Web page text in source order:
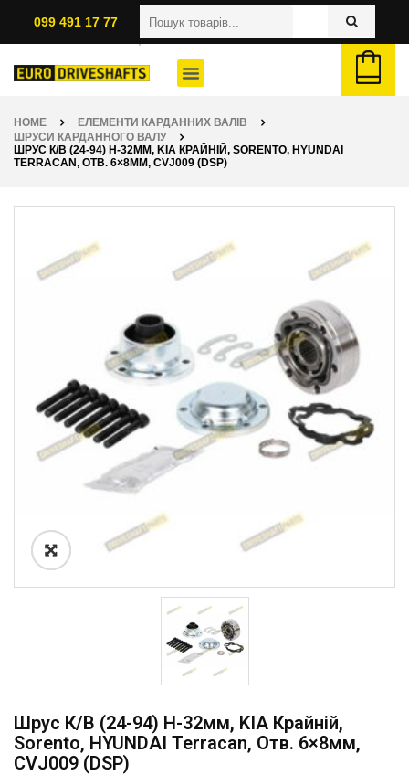
099 491 17 77
HOME
ЕЛЕМЕНТИ КАРДАННИХ ВАЛІВ
ШРУСИ КАРДАННОГО ВАЛУ
ШРУС К/В (24-94) H-32ММ, KIA КРАЙНІЙ, SORENTO, HYUNDAI
TERRACAN, ОТВ. 6×8ММ, CVJ009 (DSP)
Шрус К/в (24-94) H-32мм, KIA Крайній,
Sorento, HYUNDAI Terracan, Отв. 6×8мм,
CVJ009 (DSP)